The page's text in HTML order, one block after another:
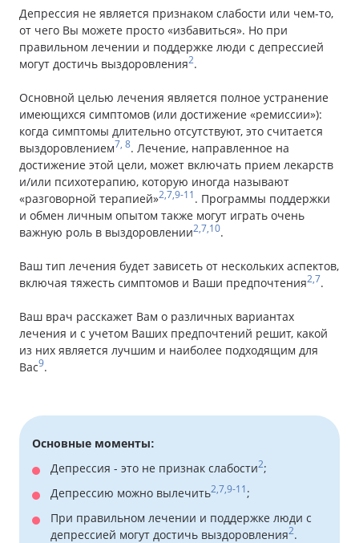
Депрессия не является признаком слабости или чем-то,
от чего Вы можете просто «избавиться». Но при
правильном лечении и поддержке люди с депрессией
могут достичь выздоровления2.
Основной целью лечения является полное устранение
имеющихся симптомов (или достижение «ремиссии»):
когда симптомы длительно отсутствуют, это считается
выздоровлением7, 8. Лечение, направленное на
достижение этой цели, может включать прием лекарств
и/или психотерапию, которую иногда называют
«разговорной терапией»2,7,9-11. Программы поддержки
и обмен личным опытом также могут играть очень
важную роль в выздоровлении2,7,10.
Ваш тип лечения будет зависеть от нескольких аспектов,
включая тяжесть симптомов и Ваши предпочтения2,7.
Ваш врач расскажет Вам о различных вариантах
лечения и с учетом Ваших предпочтений решит, какой
из них является лучшим и наиболее подходящим для
Вас9.
Основные моменты:
Депрессия - это не признак слабости2;
Депрессию можно вылечить2,7,9-11;
При правильном лечении и поддержке люди с
депрессией могут достичь выздоровления2.